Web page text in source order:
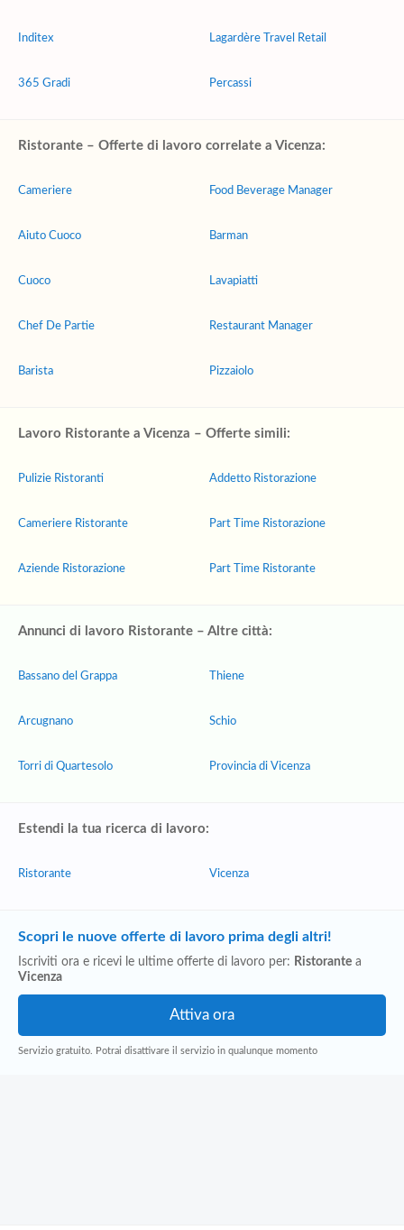
Inditex
365 Gradi
Lagardère Travel Retail
Percassi
Ristorante – Offerte di lavoro correlate a Vicenza:
Cameriere
Aiuto Cuoco
Cuoco
Chef De Partie
Barista
Food Beverage Manager
Barman
Lavapiatti
Restaurant Manager
Pizzaiolo
Lavoro Ristorante a Vicenza – Offerte simili:
Pulizie Ristoranti
Cameriere Ristorante
Aziende Ristorazione
Addetto Ristorazione
Part Time Ristorazione
Part Time Ristorante
Annunci di lavoro Ristorante – Altre città:
Bassano del Grappa
Arcugnano
Torri di Quartesolo
Thiene
Schio
Provincia di Vicenza
Estendi la tua ricerca di lavoro:
Ristorante Vicenza
Scopri le nuove offerte di lavoro prima degli altri!
Iscriviti ora e ricevi le ultime offerte di lavoro per: Ristorante a
Vicenza
Servizio gratuito. Potrai disattivare il servizio in qualunque momento